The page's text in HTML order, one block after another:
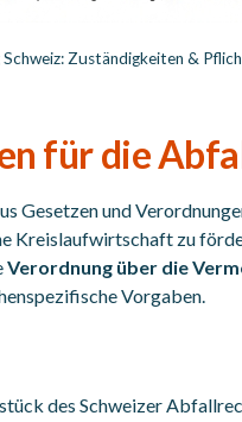
Zuständigkeiten &
für die
Gesetzen und
Kreislaufwirtschaft zu
Verordnung über die
Vorgaben.
des Schweizer